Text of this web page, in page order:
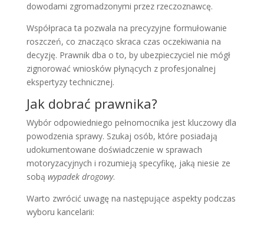
dowodami zgromadzonymi przez rzeczoznawcę.
Współpraca ta pozwala na precyzyjne formułowanie
roszczeń, co znacząco skraca czas oczekiwania na
decyzję. Prawnik dba o to, by ubezpieczyciel nie mógł
zignorować wniosków płynących z profesjonalnej
ekspertyzy technicznej.
Jak dobrać prawnika?
Wybór odpowiedniego pełnomocnika jest kluczowy dla
powodzenia sprawy. Szukaj osób, które posiadają
udokumentowane doświadczenie w sprawach
motoryzacyjnych i rozumieją specyfikę, jaką niesie ze
sobą wypadek drogowy.
Warto zwrócić uwagę na następujące aspekty podczas
wyboru kancelarii: